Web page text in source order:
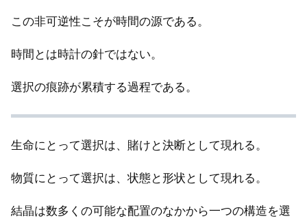
この非可逆性こそが時間の源である。
時間とは時計の針ではない。
選択の痕跡が累積する過程である。
生命にとって選択は、賭けと決断として現れる。
物質にとって選択は、状態と形状として現れる。
結晶は数多くの可能な配置のなかから一つの構造を選